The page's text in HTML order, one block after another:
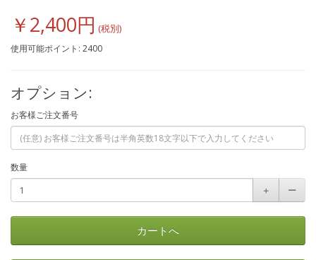
￥2,400円
使用可能ポイント: 2400
オプション:
お客様ご注文番号
数量
＋
ー
カートへ